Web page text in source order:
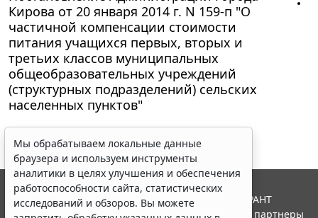
Кирова от 20 января 2014 г. N 159-п "О
частичной компенсации стоимости
питания учащихся первых, вторых и
третьих классов муниципальных
общеобразовательных учреждений
(структурных подразделений) сельских
населенных пунктов"
Мы обрабатываем локальные данные
браузера и используем инструменты
аналитики в целях улучшения и обеспечения
работоспособности сайта, статистических
исследований и обзоров. Вы можете
© ООО "НПП "ГАРАНТ-СЕРВИС", 2026. Система ГАРАНТ
выпускается с 1990 года. Компания "Гарант" и ее партнеры